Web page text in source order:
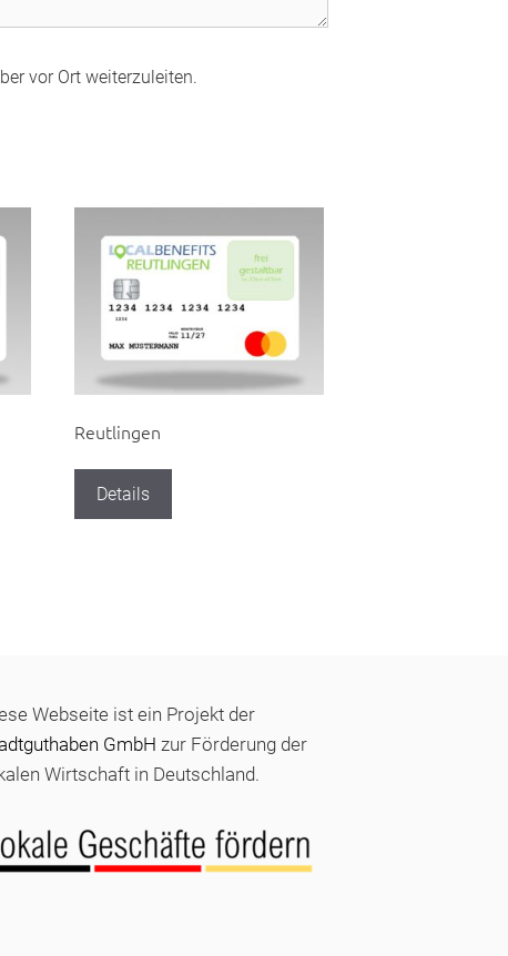
vor Ort weiterzuleiten.
Reutlingen
Details
Webseite ist ein Projekt der
GmbH zur Förderung der
Wirtschaft in Deutschland.